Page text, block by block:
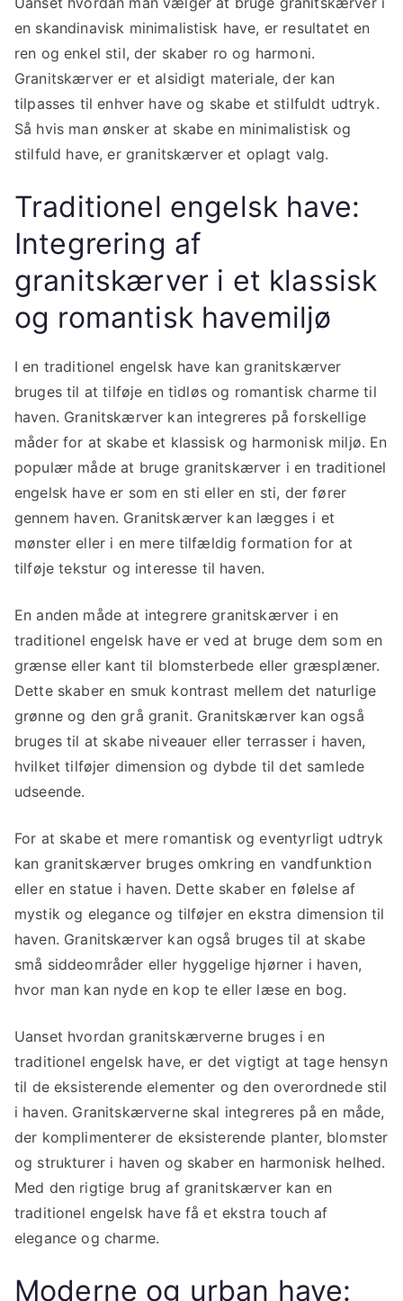
en skandinavisk minimalistisk have, er resultatet en
ren og enkel stil, der skaber ro og harmoni.
Granitskærver er et alsidigt materiale, der kan
tilpasses til enhver have og skabe et stilfuldt udtryk.
Så hvis man ønsker at skabe en minimalistisk og
stilfuld have, er granitskærver et oplagt valg.
Traditionel engelsk have:
Integrering af
granitskærver i et klassisk
og romantisk havemiljø
I en traditionel engelsk have kan granitskærver
bruges til at tilføje en tidløs og romantisk charme til
haven. Granitskærver kan integreres på forskellige
måder for at skabe et klassisk og harmonisk miljø. En
populær måde at bruge granitskærver i en traditionel
engelsk have er som en sti eller en sti, der fører
gennem haven. Granitskærver kan lægges i et
mønster eller i en mere tilfældig formation for at
tilføje tekstur og interesse til haven.
En anden måde at integrere granitskærver i en
traditionel engelsk have er ved at bruge dem som en
grænse eller kant til blomsterbede eller græsplæner.
Dette skaber en smuk kontrast mellem det naturlige
grønne og den grå granit. Granitskærver kan også
bruges til at skabe niveauer eller terrasser i haven,
hvilket tilføjer dimension og dybde til det samlede
udseende.
For at skabe et mere romantisk og eventyrligt udtryk
kan granitskærver bruges omkring en vandfunktion
eller en statue i haven. Dette skaber en følelse af
mystik og elegance og tilføjer en ekstra dimension til
haven. Granitskærver kan også bruges til at skabe
små siddeområder eller hyggelige hjørner i haven,
hvor man kan nyde en kop te eller læse en bog.
Uanset hvordan granitskærverne bruges i en
traditionel engelsk have, er det vigtigt at tage hensyn
til de eksisterende elementer og den overordnede stil
i haven. Granitskærverne skal integreres på en måde,
der komplimenterer de eksisterende planter, blomster
og strukturer i haven og skaber en harmonisk helhed.
Med den rigtige brug af granitskærver kan en
traditionel engelsk have få et ekstra touch af
elegance og charme.
Moderne og urban have: